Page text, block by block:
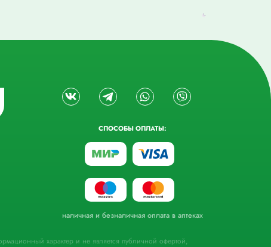
СПОСОБЫ ОПЛАТЫ:
наличная и безналичная оплата в аптеках
характер и не является публичной офертой,